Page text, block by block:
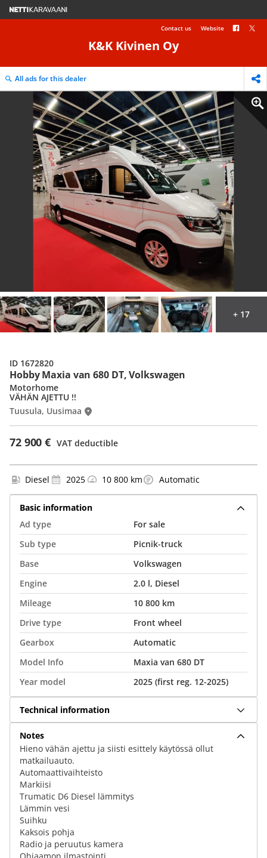
K&K Kivinen Oy
Contact us Website
All ads for this dealer
Hobby Maxia van 680 DT, Volkswagen
72 900 € VAT deductible
Motorhome
VÄHÄN AJETTU !!
Tuusula, Uusimaa
ID 1672820
+ 17
Diesel 2025 10 800 km Automatic
Basic information
Ad type
For sale
Sub type
Picnik-truck
Base
Volkswagen
Engine
2.0 l, Diesel
Mileage
10 800 km
Drive type
Front wheel
Gearbox
Automatic
Model Info
Maxia van 680 DT
Year model
2025 (first reg. 12-2025)
Technical information
Notes
Hieno vähän ajettu ja siisti esittely käytössä ollut
matkailuauto.
Automaattivaihteisto
Markiisi
Trumatic D6 Diesel lämmitys
Lämmin vesi
Suihku
Kaksois pohja
Radio ja peruutus kamera